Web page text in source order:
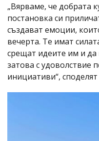
„Вярваме, че добрата
постановка си
създават емоции,
вечерта. Те имат
срещат идеите им и да
затова с удоволствие
инициативи“,